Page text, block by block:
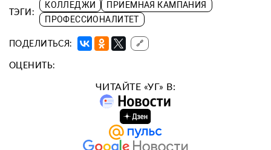
ТЭГИ:
КОЛЛЕДЖИ
ПРИЕМНАЯ КАМПАНИЯ
ПРОФЕССИОНАЛИТЕТ
ПОДЕЛИТЬСЯ: 🔗
ОЦЕНИТЬ:
ЧИТАЙТЕ «УГ» В: